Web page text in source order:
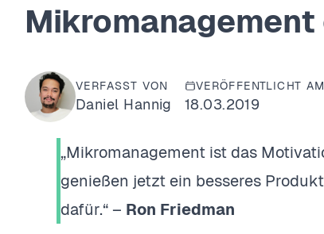
VERFASST VON
Daniel Hannig
VERÖFFENTLICHT AM
18.03.2019
„Mikromanagement ist das
genießen jetzt ein besseres
dafür.“ – Ron Friedman